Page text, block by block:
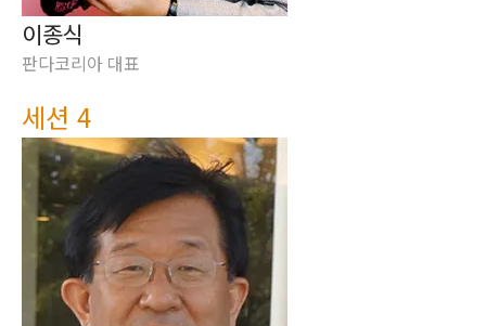
이종식
판다코리아 대표
세션 4